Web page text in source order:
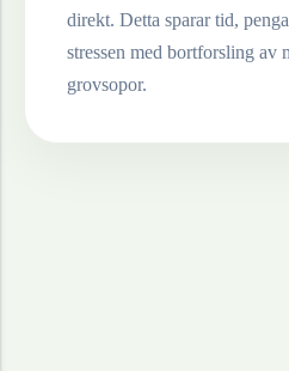
direkt. Detta sparar tid,
stressen med bortforsling av
grovsopor.